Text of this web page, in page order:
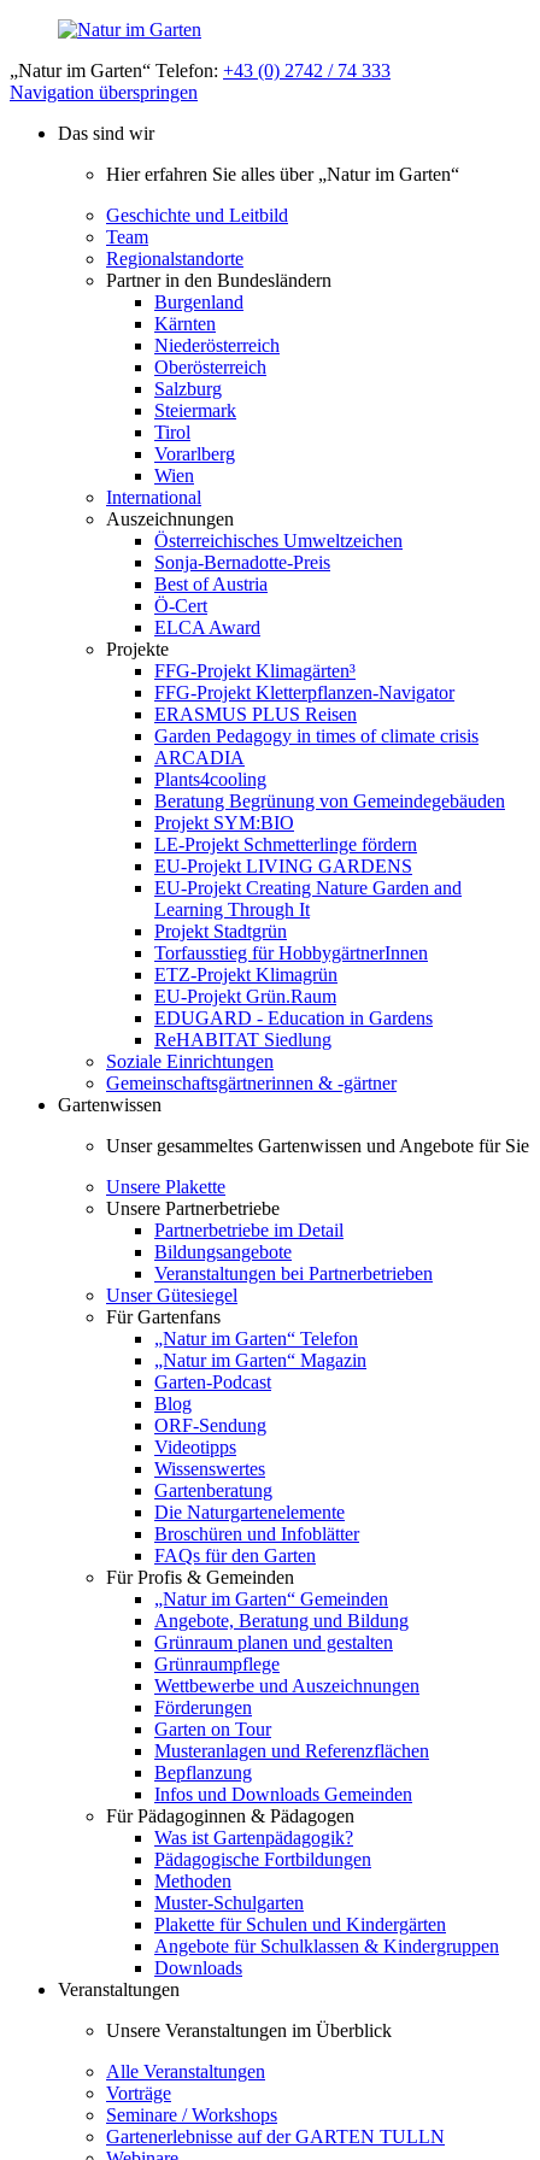
„Natur im Garten“ Telefon: +43 (0) 2742 / 74 333
Navigation überspringen
Das sind wir
Hier erfahren Sie alles über „Natur im Garten“
Geschichte und Leitbild
Team
Regionalstandorte
Partner in den Bundesländern
Burgenland
Kärnten
Niederösterreich
Oberösterreich
Salzburg
Steiermark
Tirol
Vorarlberg
Wien
International
Auszeichnungen
Österreichisches Umweltzeichen
Sonja-Bernadotte-Preis
Best of Austria
Ö-Cert
ELCA Award
Projekte
FFG-Projekt Klimagärten³
FFG-Projekt Kletterpflanzen-Navigator
ERASMUS PLUS Reisen
Garden Pedagogy in times of climate crisis
ARCADIA
Plants4cooling
Beratung Begrünung von Gemeindegebäuden
Projekt SYM:BIO
LE-Projekt Schmetterlinge fördern
EU-Projekt LIVING GARDENS
EU-Projekt Creating Nature Garden and
Learning Through It
Projekt Stadtgrün
Torfausstieg für HobbygärtnerInnen
ETZ-Projekt Klimagrün
EU-Projekt Grün.Raum
EDUGARD - Education in Gardens
ReHABITAT Siedlung
Soziale Einrichtungen
Gemeinschaftsgärtnerinnen & -gärtner
Gartenwissen
Unser gesammeltes Gartenwissen und Angebote für Sie
Unsere Plakette
Unsere Partnerbetriebe
Partnerbetriebe im Detail
Bildungsangebote
Veranstaltungen bei Partnerbetrieben
Unser Gütesiegel
Für Gartenfans
„Natur im Garten“ Telefon
„Natur im Garten“ Magazin
Garten-Podcast
Blog
ORF-Sendung
Videotipps
Wissenswertes
Gartenberatung
Die Naturgartenelemente
Broschüren und Infoblätter
FAQs für den Garten
Für Profis & Gemeinden
„Natur im Garten“ Gemeinden
Angebote, Beratung und Bildung
Grünraum planen und gestalten
Grünraumpflege
Wettbewerbe und Auszeichnungen
Förderungen
Garten on Tour
Musteranlagen und Referenzflächen
Bepflanzung
Infos und Downloads Gemeinden
Für Pädagoginnen & Pädagogen
Was ist Gartenpädagogik?
Pädagogische Fortbildungen
Methoden
Muster-Schulgarten
Plakette für Schulen und Kindergärten
Angebote für Schulklassen & Kindergruppen
Downloads
Veranstaltungen
Unsere Veranstaltungen im Überblick
Alle Veranstaltungen
Vorträge
Seminare / Workshops
Gartenerlebnisse auf der GARTEN TULLN